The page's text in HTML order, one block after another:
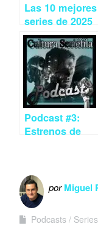
Las 10 mejores
series de 2025
según los
oyentes de
Cultura
Seriéfila
Podcast #3:
Estrenos de
Mindhunter a
fondo
porMiguel
Podcasts
Series